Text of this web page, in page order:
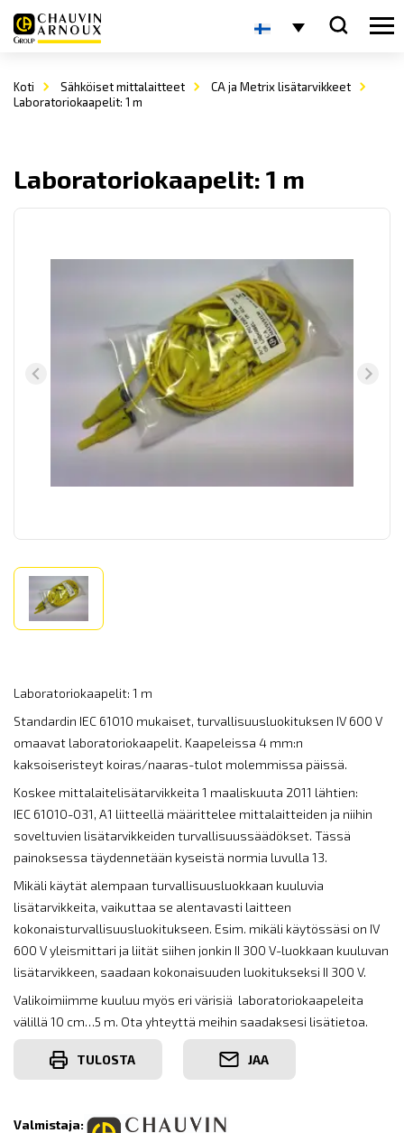
Koti Sähköiset mittalaitteet
CA ja Metrix lisätarvikkeet
Laboratoriokaapelit: 1 m
Laboratoriokaapelit: 1 m
Laboratoriokaapelit: 1 m
Standardin IEC 61010 mukaiset, turvallisuusluokituksen IV 600 V
omaavat laboratoriokaapelit. Kaapeleissa 4 mm:n
kaksoiseristeyt koiras/naaras-tulot molemmissa päissä.
Koskee mittalaitelisätarvikkeita 1 maaliskuuta 2011 lähtien:
IEC 61010-031, A1 liitteellä määrittelee mittalaitteiden ja niihin
soveltuvien lisätarvikkeiden turvallisuussäädökset. Tässä
painoksessa täydennetään kyseistä normia luvulla 13.
Mikäli käytät alempaan turvallisuusluokkaan kuuluvia
lisätarvikkeita, vaikuttaa se alentavasti laitteen
kokonaisturvallisuusluokitukseen. Esim. mikäli käytössäsi on IV
600 V yleismittari ja liität siihen jonkin II 300 V-luokkaan kuuluvan
lisätarvikkeen, saadaan kokonaisuuden luokitukseksi II 300 V.
Valikoimiimme kuuluu myös eri värisiä laboratoriokaapeleita
välillä 10 cm…5 m. Ota yhteyttä meihin saadaksesi lisätietoa.
TULOSTA JAA
Valmistaja: